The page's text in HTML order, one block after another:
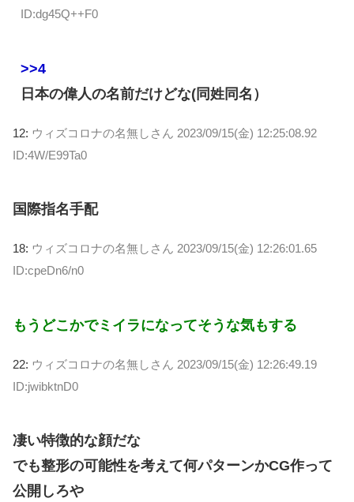
ID:dg45Q++F0
>>4
日本の偉人の名前だけどな(同姓同名）
12: ウィズコロナの名無しさん 2023/09/15(金) 12:25:08.92
ID:4W/E99Ta0
国際指名手配
18: ウィズコロナの名無しさん 2023/09/15(金) 12:26:01.65
ID:cpeDn6/n0
もうどこかでミイラになってそうな気もする
22: ウィズコロナの名無しさん 2023/09/15(金) 12:26:49.19
ID:jwibktnD0
凄い特徴的な顔だな
でも整形の可能性を考えて何パターンかCG作って
公開しろや